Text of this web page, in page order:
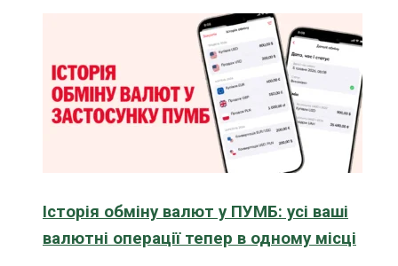
Історія обміну валют у ПУМБ: усі ваші
валютні операції тепер в одному місці